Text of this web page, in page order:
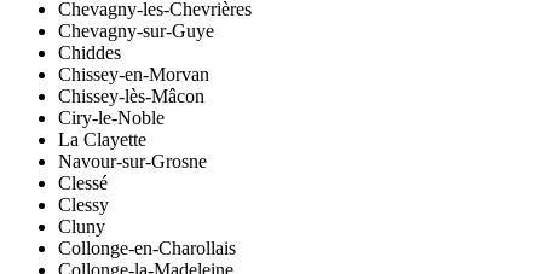
Chevagny-les-Chevrières
Chevagny-sur-Guye
Chiddes
Chissey-en-Morvan
Chissey-lès-Mâcon
Ciry-le-Noble
La Clayette
Navour-sur-Grosne
Clessé
Clessy
Cluny
Collonge-en-Charollais